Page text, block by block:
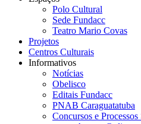
Polo Cultural
Sede Fundacc
Teatro Mario Covas
Projetos
Centros Culturais
Informativos
Notícias
Obelisco
Editais Fundacc
PNAB Caraguatatuba
Concursos e